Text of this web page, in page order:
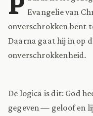
Evangelie van
onverschrokken bent
Daarna gaat hij in op
onverschrokkenheid.
De logica is dit: God
gegeven — geloof en